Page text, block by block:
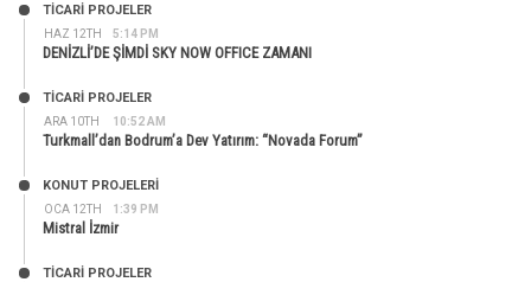
HAZ 12TH 5:14 PM
TİCARİ PROJELER
DENİZLİ’DE ŞİMDİ SKY NOW OFFICE ZAMANI
ARA 10TH 10:52 AM
TİCARİ PROJELER
Turkmall’dan Bodrum’a Dev Yatırım: “Novada Forum”
OCA 12TH 1:39 PM
KONUT PROJELERI
Mistral İzmir
TİCARİ PROJELER